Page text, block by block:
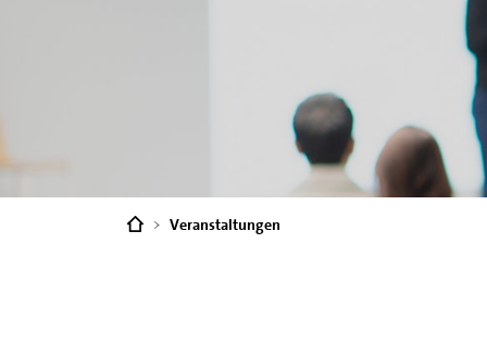
Sie
sind
Veranstaltungen